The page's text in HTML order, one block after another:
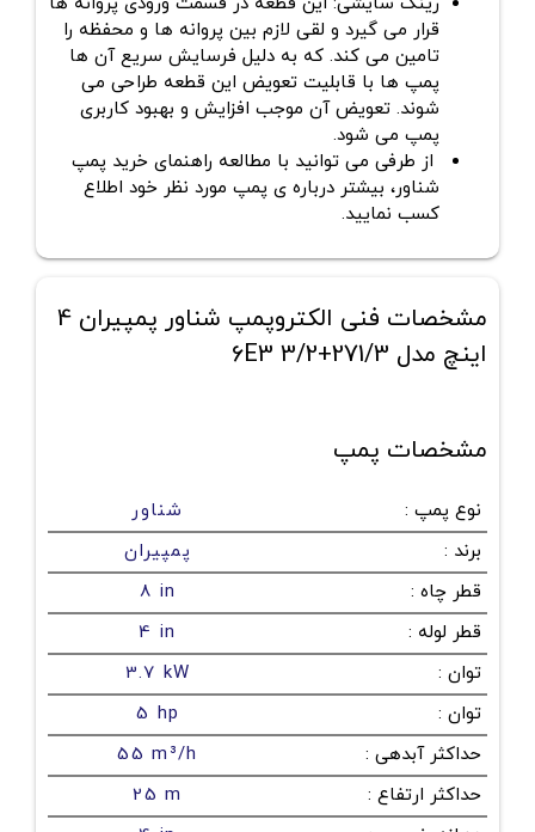
قرار می گیرد و لقی لازم بین پروانه ها و محفظه را
تامین می کند. که به دلیل فرسایش سریع آن ها
پمپ ها با قابلیت تعویض این قطعه طراحی می
شوند. تعویض آن موجب افزایش و بهبود کاربری
پمپ می شود.
از طرفی می توانید با مطالعه راهنمای خرید پمپ
شناور، بیشتر درباره ی پمپ مورد نظر خود اطلاع
کسب نمایید.
مشخصات فنی الکتروپمپ شناور پمپیران 4
اینچ مدل 271/3+6E3 3/2
مشخصات پمپ
نوع پمپ :
شناور
برند :
پمپیران
قطر چاه :
8 in
قطر لوله :
4 in
توان :
3.7 kW
توان :
5 hp
حداکثر آبدهی :
55 m³/h
حداکثر ارتفاع :
25 m